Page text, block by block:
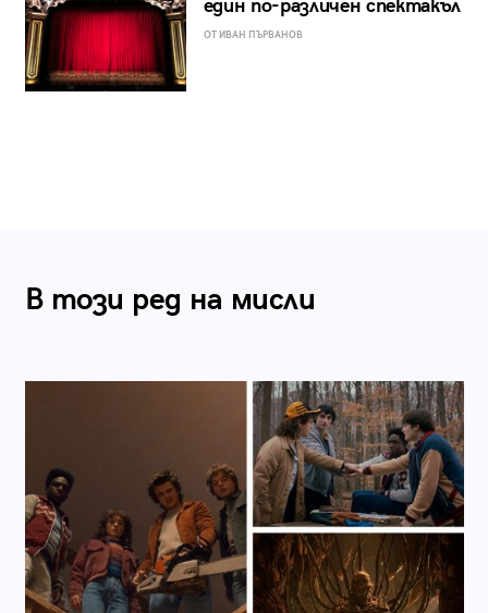
един по-различен спектакъл
ОТ ИВАН ПЪРВАНОВ
В този ред на мисли